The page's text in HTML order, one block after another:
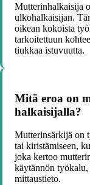
Mutterinhalkaisija
ulkohalkaisijan.
oikean kokoista
tarkoitettuun
tiukkaa istuvuutta.
Mitä eroa on
halkaisijalla?
Mutterinsärkijä on
tai kiristämiseen,
joka kertoo
käytännön
mittaustieto.